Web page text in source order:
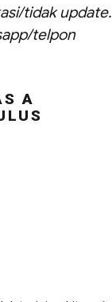
tidak update.
telpon
A